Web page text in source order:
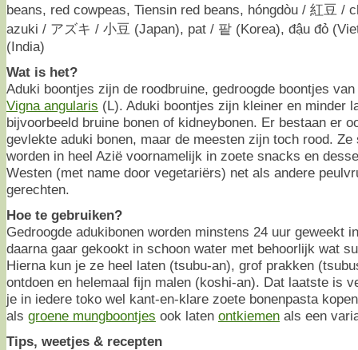
beans, red cowpeas, Tiensin red beans, hóngdòu / 紅豆 /
azuki / アズキ / 小豆 (Japan), pat / 팥 (Korea), đậu đỏ
(India)
Wat is het?
Aduki boontjes zijn de roodbruine, gedroogde boontjes
Vigna angularis (L). Aduki boontjes zijn kleiner en minder
bijvoorbeeld bruine bonen of kidneybonen. Er bestaan er
gevlekte aduki bonen, maar de meesten zijn toch rood.
worden in heel Azië voornamelijk in zoete snacks en
Westen (met name door vegetariërs) net als andere
gerechten.
Hoe te gebruiken?
Gedroogde adukibonen worden minstens 24 uur geweekt
daarna gaar gekookt in schoon water met behoorlijk wat
Hierna kun je ze heel laten (tsubu-an), grof prakken
ontdoen en helemaal fijn malen (koshi-an). Dat laatste is
je in iedere toko wel kant-en-klare zoete bonenpasta
als groene mungboontjes ook laten ontkiemen als een
Tips, weetjes & recepten